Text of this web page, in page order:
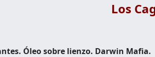
Los
Óleo sobre lienzo. Darwin Mafia.